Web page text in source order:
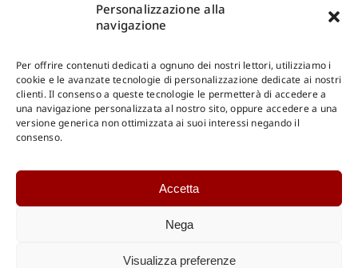
Personalizzazione alla
navigazione
Per offrire contenuti dedicati a ognuno dei nostri lettori, utilizziamo i
cookie e le avanzate tecnologie di personalizzazione dedicate ai nostri
clienti. Il consenso a queste tecnologie le permetterà di accedere a
una navigazione personalizzata al nostro sito, oppure accedere a una
versione generica non ottimizzata ai suoi interessi negando il
consenso.
Accetta
Nega
Visualizza preferenze
Shop Gangemi Editore-Pagamenti Sicuri e anche Rateali
Catalogo Online
Catalogo Internazionale
DOWNLOAD
Catalogo Internazionale